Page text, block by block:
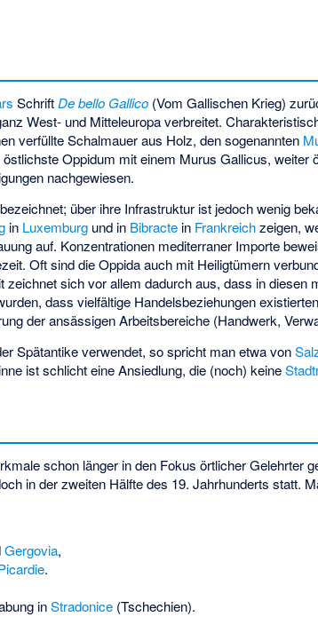
SchriftDe bello Gallico (Vom Gallischen Krieg)
West- und Mitteleuropa verbreitet.
verfüllte Schalmauer aus Holz, den sogenannten
Oppidum mit einem Murus Gallicus, weiter
nachgewiesen.
über ihre Infrastruktur ist jedoch wenig
in Luxemburg und in Bibracte in Frankreichzeigen,
auf. Konzentrationen mediterraner Importe
Oft sind die Oppida auch mit Heiligtümern
zeichnet sich vor allem dadurch aus, dass in diesen
dass vielfältige Handelsbeziehungen
der ansässigen Arbeitsbereiche (Handwerk,
Spätantike verwendet, so spricht man etwa von
ist schlicht eine Ansiedlung, die (noch) keine
schon länger in den Fokus örtlicher Gelehrter
in der zweiten Hälfte des 19. Jahrhunderts statt.
Gergovia,
.
inStradonice(Tschechien).